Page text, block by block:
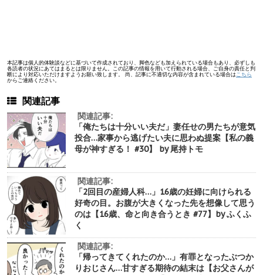
本記事は個人的体験談などに基づいて作成されており、脚色なども加えられている場合もあり、必ずしも
各読者の状況にあてはまるとは限りません。この記事の情報を用いて行動される場合、ご自身の責任と判
断により対応いただけますようお願い致します。 尚、記事に不適切な内容が含まれている場合は こちら
からご連絡ください。
関連記事
関連記事:
「俺たちは十分いい夫だ」妻任せの男たちが意気
投合…家事から逃げたい夫に思わぬ提案【私の義
母が神すぎる！ #30】 by 尾持トモ
関連記事:
「2回目の産婦人科…」16歳の妊婦に向けられる
好奇の目。お腹が大きくなった先を想像して思う
のは【16歳、命と向き合うとき #77】by ふくふ
く
関連記事:
「帰ってきてくれたのか…」有罪となったぶつか
りおじさん…甘すぎる期待の結末は【お父さんが